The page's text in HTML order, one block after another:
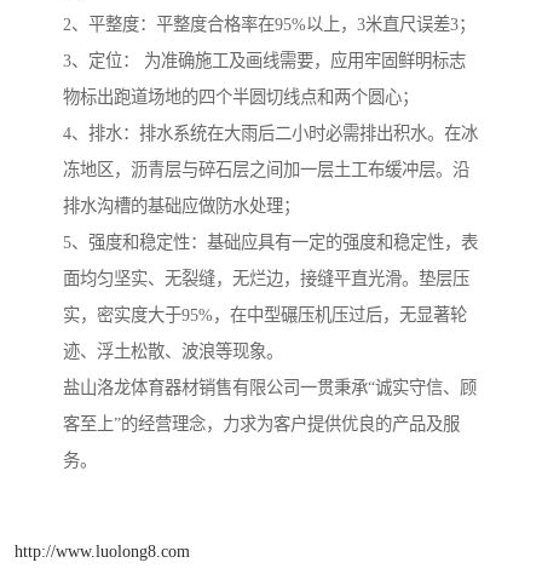
2、平整度：平整度合格率在95%以上，3米直尺误差3；
3、定位： 为准确施工及画线需要，应用牢固鲜明标志
物标出跑道场地的四个半圆切线点和两个圆心；
4、排水：排水系统在大雨后二小时必需排出积水。在冰
冻地区，沥青层与碎石层之间加一层土工布缓冲层。沿
排水沟槽的基础应做防水处理；
5、强度和稳定性：基础应具有一定的强度和稳定性，表
面均匀坚实、无裂缝，无烂边，接缝平直光滑。垫层压
实，密实度大于95%，在中型碾压机压过后，无显著轮
迹、浮土松散、波浪等现象。
盐山洛龙体育器材销售有限公司一贯秉承“诚实守信、顾
客至上”的经营理念，力求为客户提供优良的产品及服
务。
http://www.luolong8.com